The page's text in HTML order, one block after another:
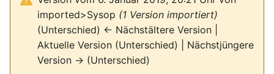
imported>Sysop (1 Version importiert)
(Unterschied) ← Nächstältere Version |
Aktuelle Version (Unterschied) | Nächstjüngere
Version → (Unterschied)